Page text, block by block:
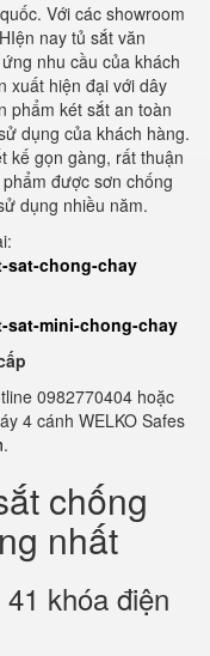
Với các showroom
nay tủ sắt văn
nhu cầu của khách
xuất hiện đại với dây
phẩm két sắt an toàn
dụng của khách hàng.
kế gọn gàng, rất thuận
được sơn chống
dụng nhiều năm.
sat-chong-chay
sat-mini-chong-chay
0982770404 hoặc
4 cánh WELKO Safes
.
chống
nhất
khóa điện